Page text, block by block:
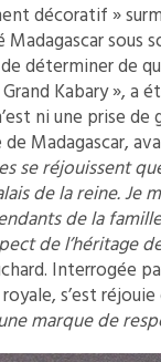
décoratif »
Madagascar
déterminer de
Kabary », a
ni une prise
Madagascar,
se réjouissent
de la reine. Je
de la
de l’héritage
Interrogée
s’est
marque de